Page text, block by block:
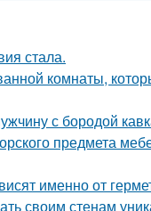
стала.
комнаты,
с бородой
предмета
именно от
своим стенам